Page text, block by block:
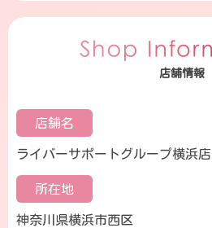
店舗情報
店舗名
ライバーサポートグループ横浜店
所在地
神奈川県横浜市西区